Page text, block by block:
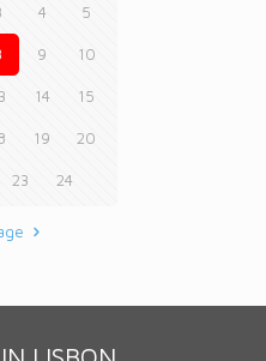
4 5
9 10
14 15
19 20
23 24